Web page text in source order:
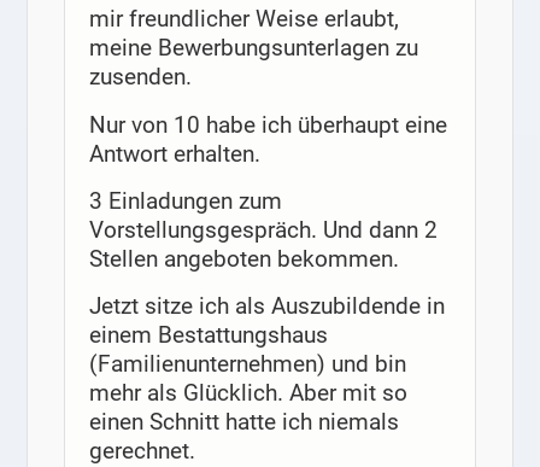
mir freundlicher Weise erlaubt,
meine Bewerbungsunterlagen zu
zusenden.
Nur von 10 habe ich überhaupt eine
Antwort erhalten.
3 Einladungen zum
Vorstellungsgespräch. Und dann 2
Stellen angeboten bekommen.
Jetzt sitze ich als Auszubildende in
einem Bestattungshaus
(Familienunternehmen) und bin
mehr als Glücklich. Aber mit so
einen Schnitt hatte ich niemals
gerechnet.